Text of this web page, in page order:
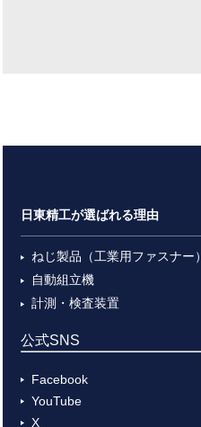
日東精工が選ばれる理由
ねじ製品（工業用ファスナー）
自動組立機
計測・検査装置
公式SNS
Facebook
YouTube
X